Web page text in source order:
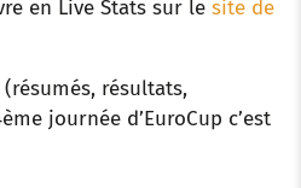
en Live Stats sur le site de
résultats,
journée d’EuroCup c’est